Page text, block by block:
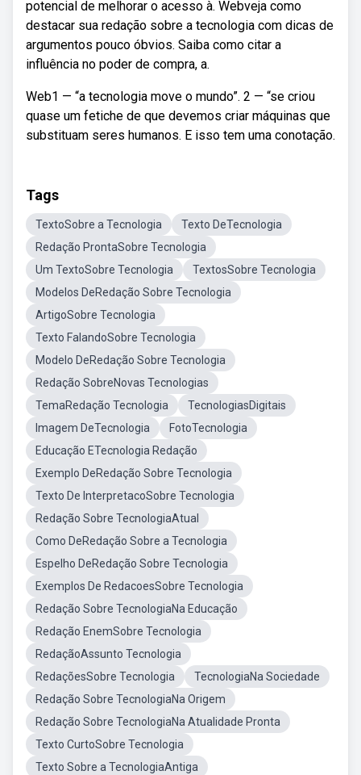
potencial de melhorar o acesso à. Webveja como
destacar sua redação sobre a tecnologia com dicas de
argumentos pouco óbvios. Saiba como citar a
influência no poder de compra, a.
Web1 — “a tecnologia move o mundo”. 2 — “se criou
quase um fetiche de que devemos criar máquinas que
substituam seres humanos. E isso tem uma conotação.
Tags
TextoSobre a Tecnologia
Texto DeTecnologia
Redação ProntaSobre Tecnologia
Um TextoSobre Tecnologia
TextosSobre Tecnologia
Modelos DeRedação Sobre Tecnologia
ArtigoSobre Tecnologia
Texto FalandoSobre Tecnologia
Modelo DeRedação Sobre Tecnologia
Redação SobreNovas Tecnologias
TemaRedação Tecnologia
TecnologiasDigitais
Imagem DeTecnologia
FotoTecnologia
Educação ETecnologia Redação
Exemplo DeRedação Sobre Tecnologia
Texto De InterpretacoSobre Tecnologia
Redação Sobre TecnologiaAtual
Como DeRedação Sobre a Tecnologia
Espelho DeRedação Sobre Tecnologia
Exemplos De RedacoesSobre Tecnologia
Redação Sobre TecnologiaNa Educação
Redação EnemSobre Tecnologia
RedaçãoAssunto Tecnologia
RedaçõesSobre Tecnologia
TecnologiaNa Sociedade
Redação Sobre TecnologiaNa Origem
Redação Sobre TecnologiaNa Atualidade Pronta
Texto CurtoSobre Tecnologia
Texto Sobre a TecnologiaAntiga